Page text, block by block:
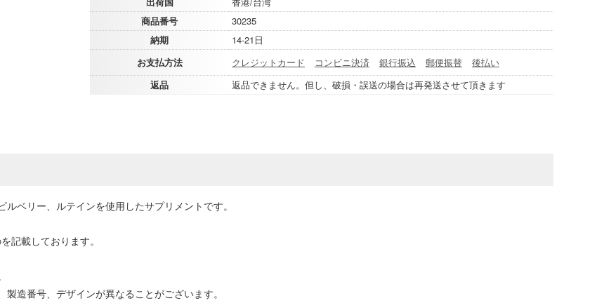
商品番号
30235
納期
14-21日
お支払方法
クレジットカード コンビニ決済 銀行振込 郵便振替
後払い
返品
返品できません。但し、破損・誤送の場合は再発送させて頂きます
ベリー、ルテインを使用したサプリメントです。
記載しております。
造番号、デザインが異なることがございます。